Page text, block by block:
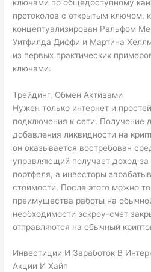
ключами по общедоступному
протоколов с открытым ключом,
концептуализирован Ральфом
Уитфилда Диффи и Мартина
из первых практических
ключами.
Трейдинг, Обмен Активами
Нужен только интернет и
подключения к сети. Получение
добавления ликвидности на
он оказывается востребован
управляющий получает доход за
портфеля, а инвесторы
стоимости. После этого можно
преимущества работы на
необходимости эскроу-счет
отправляются на обычный
Инвестиции И Заработок В
Акции И Хайп